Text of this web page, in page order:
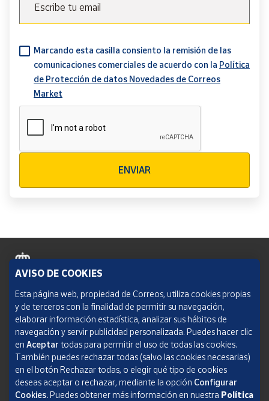
Escribe tu email
Marcando esta casilla consiento la remisión de las
comunicaciones comerciales de acuerdo con la Política
de Protección de datos Novedades de Correos
Market
ENVIAR
Política de cookies
Aviso legal
Condiciones del servicio
Política de Privacidad Web
Informe de transparencia
AVISO DE COOKIES
Esta página web, propiedad de Correos, utiliza cookies propias
y de terceros con la finalidad de permitir su navegación,
elaborar información estadística, analizar sus hábitos de
navegación y servir publicidad personalizada. Puedes hacer clic
en Aceptar todas para permitir el uso de todas las cookies.
También puedes rechazar todas (salvo las cookies necesarias)
en el botón Rechazar todas, o elegir qué tipo de cookies
deseas aceptar o rechazar, mediante la opción Configurar
Cookies.Puedes obtener más información en nuestra Política